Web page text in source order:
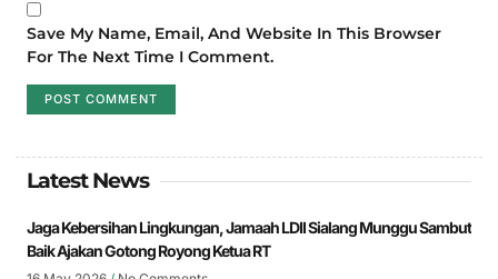
Save My Name, Email, And Website In This Browser
For The Next Time I Comment.
Latest News
Jaga Kebersihan Lingkungan, Jamaah LDII Sialang Munggu Sambut
Baik Ajakan Gotong Royong Ketua RT